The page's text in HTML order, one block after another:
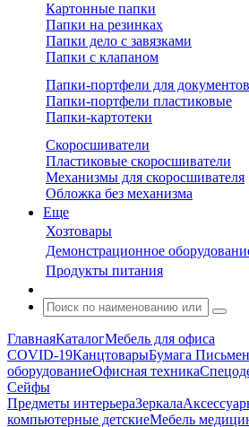
Картонные папки
Папки на резинках
Папки дело с завязками
Папки с клапаном
Папки-портфели для документов
Папки-портфели пластиковые
Папки-картотеки
Скоросшиватели
Пластиковые скоросшиватели
Механизмы для скоросшивателя
Обложка без механизма
Еще
Хозтовары
Демонстрационное
Продукты питания
ГлавнаяКаталогМебель для офиса
COVID-19КанцтоварыБумага
оборудованиеОфисная техника
Сейфы
Предметы интерьераЗеркала
компьютерные детскиеМебель